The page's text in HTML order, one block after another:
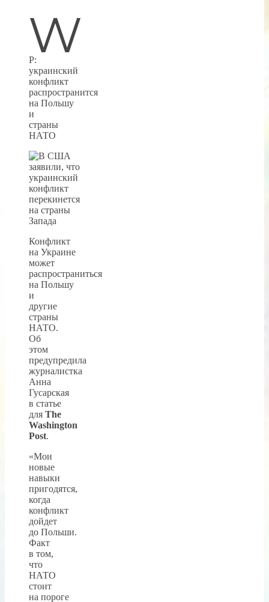
W
P:
украинский
конфликт
распространится
на Польшу
и
страны
НАТО
Конфликт
на Украине
может
распространиться
на Польшу
и
другие
страны
НАТО.
Об
этом
предупредила
журналистка
Анна
Гусарская
в статье
для The
Washington
Post.
«Мои
новые
навыки
пригодятся,
когда
конфликт
дойдет
до Польши.
Факт
в том,
что
НАТО
стоит
на пороге